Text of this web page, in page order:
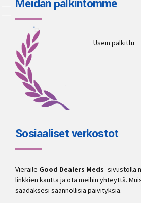
Meidän palkintomme
Usein palkittu
Sosiaaliset verkostot
Vieraile Good Dealers Meds -sivustolla
linkkien kautta ja ota meihin yhteyttä.
saadaksesi säännöllisiä päivityksiä.